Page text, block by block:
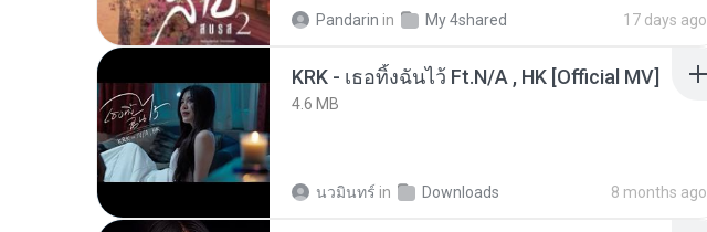
Pandarin in My 4shared 17 days ago
KRK - เธอทิ้งฉันไว้ Ft.N/A , HK [Official MV]
4.6 MB
นวมินทร์ in Downloads 8 months ago